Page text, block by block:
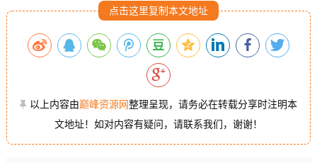
点击这里复制本文地址
以上内容由巅峰资源网整理呈现，请务必在转载分享时注明本
文地址！如对内容有疑问，请联系我们，谢谢！